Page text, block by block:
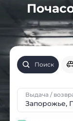
Поиск
Выдача /